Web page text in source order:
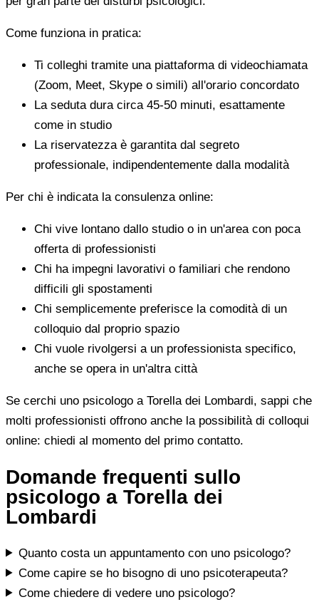
Come funziona in pratica:
Ti colleghi tramite una piattaforma di videochiamata
(Zoom, Meet, Skype o simili) all'orario concordato
La seduta dura circa 45-50 minuti, esattamente
come in studio
La riservatezza è garantita dal segreto
professionale, indipendentemente dalla modalità
Per chi è indicata la consulenza online:
Chi vive lontano dallo studio o in un'area con poca
offerta di professionisti
Chi ha impegni lavorativi o familiari che rendono
difficili gli spostamenti
Chi semplicemente preferisce la comodità di un
colloquio dal proprio spazio
Chi vuole rivolgersi a un professionista specifico,
anche se opera in un'altra città
Se cerchi uno psicologo a Torella dei Lombardi, sappi che
molti professionisti offrono anche la possibilità di colloqui
online: chiedi al momento del primo contatto.
Domande frequenti sullo
psicologo a Torella dei
Lombardi
Quanto costa un appuntamento con uno psicologo?
Come capire se ho bisogno di uno psicoterapeuta?
Come chiedere di vedere uno psicologo?